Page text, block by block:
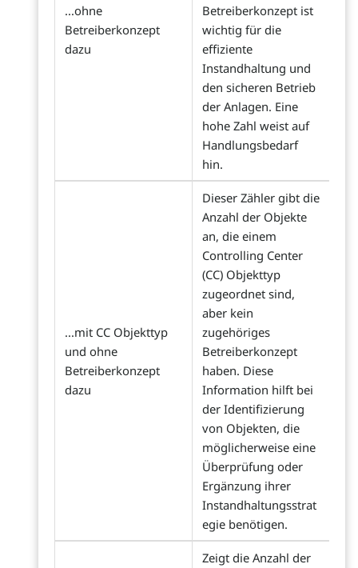
...ohne
Betreiberkonzept
dazu
Betreiberkonzept ist
wichtig für die
effiziente
Instandhaltung und
den sicheren Betrieb
der Anlagen. Eine
hohe Zahl weist auf
Handlungsbedarf
hin.
...mit CC Objekttyp
und ohne
Betreiberkonzept
dazu
Dieser Zähler gibt die
Anzahl der Objekte
an, die einem
Controlling Center
(CC) Objekttyp
zugeordnet sind,
aber kein
zugehöriges
Betreiberkonzept
haben. Diese
Information hilft bei
der Identifizierung
von Objekten, die
möglicherweise eine
Überprüfung oder
Ergänzung ihrer
Instandhaltungsstrat
egie benötigen.
Zeigt die Anzahl der